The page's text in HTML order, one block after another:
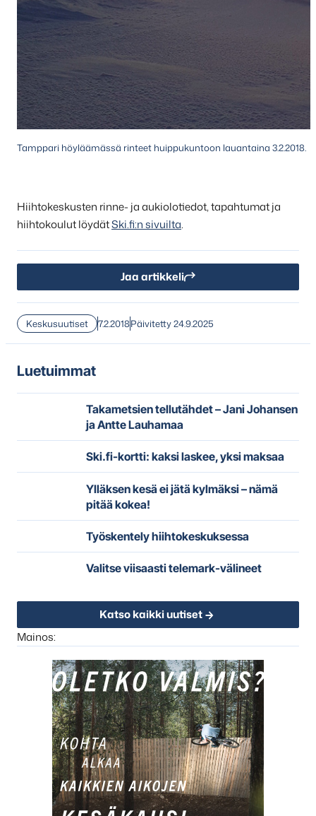
Tamppari höyläämässä rinteet huippukuntoon lauantaina 3.2.2018.
Hiihtokeskusten rinne- ja aukiolotiedot, tapahtumat ja
hiihtokoulut löydätSki.fi:n sivuilta.
Jaa artikkeli
Keskusuutiset 7.2.2018Päivitetty 24.9.2025
Luetuimmat
Takametsien tellutähdet – Jani Johansen
ja Antte Lauhamaa
Ski.fi-kortti: kaksi laskee, yksi maksaa
Ylläksen kesä ei jätä kylmäksi – nämä
pitää kokea!
Työskentely hiihtokeskuksessa
Valitse viisaasti telemark-välineet
Katso kaikki uutiset
Mainos: